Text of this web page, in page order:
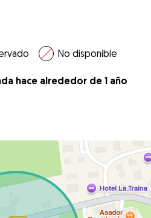
No disponible
hace alrededor de 1 año